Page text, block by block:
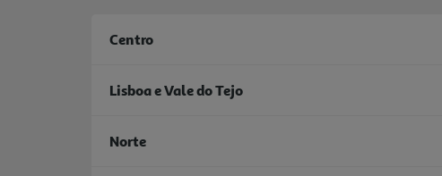
Centro
Lisboa e Vale do Tejo
Norte